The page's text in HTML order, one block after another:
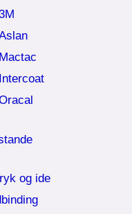
Mactac
Intercoat
og ide